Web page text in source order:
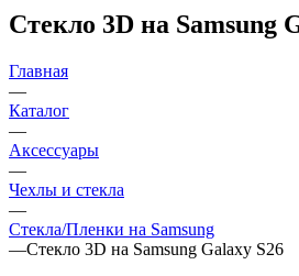
Стекло 3D на Samsung
Главная
—
Каталог
—
Аксессуары
—
Чехлы и стекла
—
Стекла/Пленки на Samsung
—Стекло 3D на Samsung Galaxy S26